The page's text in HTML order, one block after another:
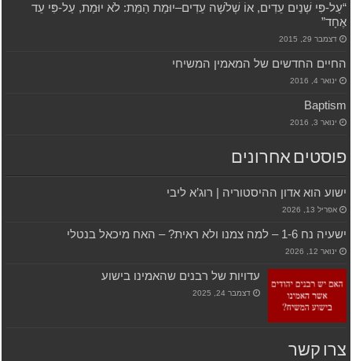
“עַל-פִּי שְׁנַיִם עֵדִים, אוֹ שְׁלֹשָׁה עֵדִים–יוּמַת הַמֵּת: לֹא יוּמַת, עַל-פִּי עֵד
אֶחָד”
דצמבר 29, 2015
החיים החדשים של המאמין המשיחי
ינואר 4, 2016
Baptism
ינואר 3, 2016
פוסטים אחרונים
ישוע הוא אדון ההיסטוריה | רוג’א ליבי
אפריל 13, 2026
ישעיה נח 1-6 – למה צמנו ולא ראית? – האח מיכאל בנטלי
ינואר 12, 2026
עדויות של רבנים שהאמינו בישוע
דצמבר 24, 2025
צרו קשר